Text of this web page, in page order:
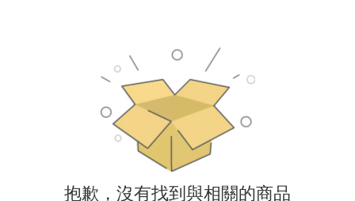
抱歉，沒有找到與相關的商品